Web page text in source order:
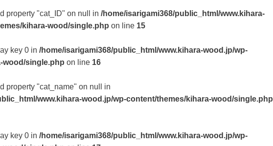
property "cat_ID" on null in /home/isarigami368/public_html/www.kihara-
kihara-wood/single.php on line 15
key 0 in /home/isarigami368/public_html/www.kihara-wood.jp/wp-
wood/single.php on line 16
property "cat_name" on null in
www.kihara-wood.jp/wp-content/themes/kihara-wood/single.php
key 0 in /home/isarigami368/public_html/www.kihara-wood.jp/wp-